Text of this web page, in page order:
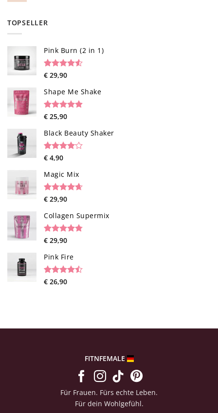
TOPSELLER
Pink Burn (2 in 1)
Rated4.52
based on
96
customer
ratings
€ 29,90
Shape Me Shake
Rated4.85
based on
40
ratings
€ 25,90
Black Beauty Shaker
Rated
of 5
based on
1
customer
rating
€ 4,90
Magic Mix
Rated4.65
based on
34
customer
ratings
€ 29,90
Collagen Supermix
Rated4.73
based on
26
ratings
€ 29,90
Pink Fire
Rated
19
€ 26,90
FITNFEMALE
Für Frauen. Fürs echte Leben.
Für dein Wohlgefühl.